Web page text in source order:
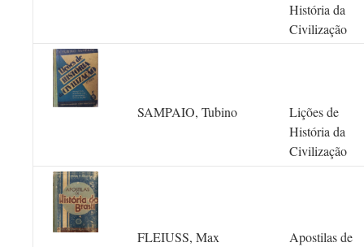
História da
Civilização
SAMPAIO, Tubino
Lições de
História da
Civilização
FLEIUSS, Max
Apostilas de